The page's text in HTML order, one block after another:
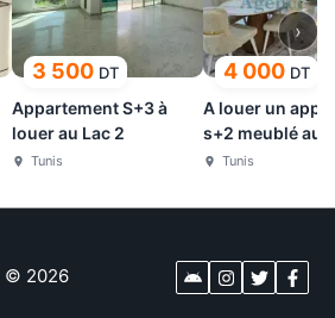
3 500 DT
Appartement S+3 à
louer au Lac 2
Tunis
4 000 DT
A louer un
s+2 meublé au
Tunis
›
© 2026